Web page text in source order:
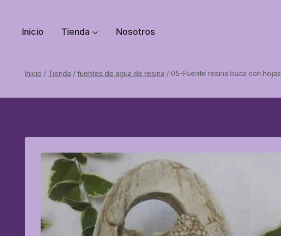
contenido
Inicio Tienda Nosotros
Inicio / Tienda / fuentes de agua de resina / 05-Fuente resina buda con hojas